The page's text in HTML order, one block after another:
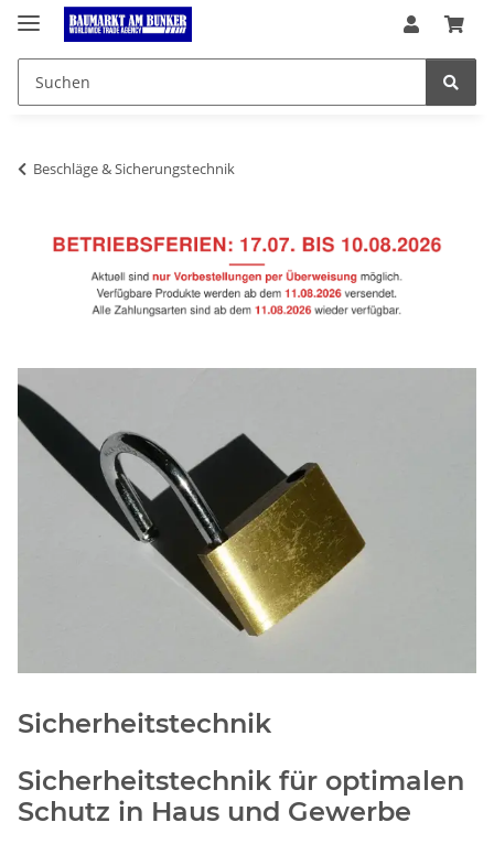
Beschläge & Sicherungstechnik
Sicherheitstechnik
Sicherheitstechnik für optimalen
Schutz in Haus und Gewerbe